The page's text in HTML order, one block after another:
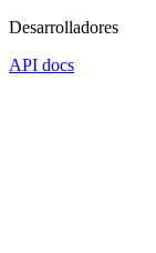
Desarrolladores
API docs